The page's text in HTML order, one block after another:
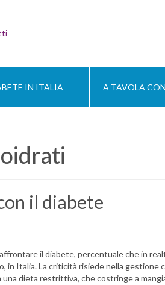
IN ITALIA A TAVOLA
il diabete
il diabete, percentuale che in
in Italia. La criticità risiede nella gestione
dieta restrittiva, che costringe a